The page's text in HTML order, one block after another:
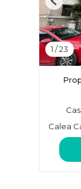
1 /23
Calea